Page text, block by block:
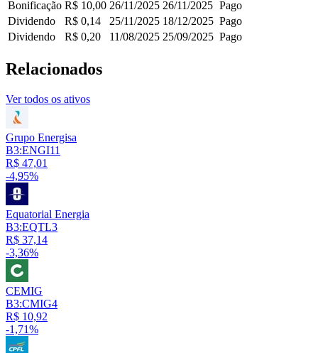
Bonificação R$ 10,00 26/11/2025 26/11/2025 Pago
Dividendo
R$ 0,14 25/11/2025 18/12/2025 Pago
Dividendo
R$ 0,20 11/08/2025 25/09/2025 Pago
Relacionados
Ver todos os ativos
Grupo Energisa
B3:ENGI11
R$ 47,01
-4,95%
Equatorial Energia
B3:EQTL3
R$ 37,14
-3,36%
CEMIG
B3:CMIG4
R$ 10,92
-1,71%